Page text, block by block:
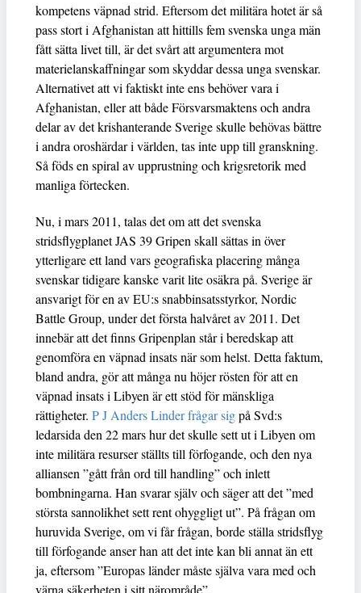
kompetens väpnad strid. Eftersom det militära hotet är så
pass stort i Afghanistan att hittills fem svenska unga män
fått sätta livet till, är det svårt att argumentera mot
materielanskaffningar som skyddar dessa unga svenskar.
Alternativet att vi faktiskt inte ens behöver vara i
Afghanistan, eller att både Försvarsmaktens och andra
delar av det krishanterande Sverige skulle behövas bättre
i andra oroshärdar i världen, tas inte upp till granskning.
Så föds en spiral av upprustning och krigsretorik med
manliga förtecken.
Nu, i mars 2011, talas det om att det svenska
stridsflygplanet JAS 39 Gripen skall sättas in över
ytterligare ett land vars geografiska placering många
svenskar tidigare kanske varit lite osäkra på. Sverige är
ansvarigt för en av EU:s snabbinsatsstyrkor, Nordic
Battle Group, under det första halvåret av 2011. Det
innebär att det finns Gripenplan står i beredskap att
genomföra en väpnad insats när som helst. Detta faktum,
bland andra, gör att många nu höjer rösten för att en
väpnad insats i Libyen är ett stöd för mänskliga
rättigheter. P J Anders Linder frågar sigpå Svd:s
ledarsida den 22 mars hur det skulle sett ut i Libyen om
inte militära resurser ställts till förfogande, och den nya
alliansen ”gått från ord till handling” och inlett
bombningarna. Han svarar själv och säger att det ”med
största sannolikhet sett rent ohyggligt ut”. På frågan om
huruvida Sverige, om vi får frågan, borde ställa stridsflyg
till förfogande anser han att det inte kan bli annat än ett
ja, eftersom ”Europas länder måste själva vara med och
värna säkerheten i sitt närområde”.